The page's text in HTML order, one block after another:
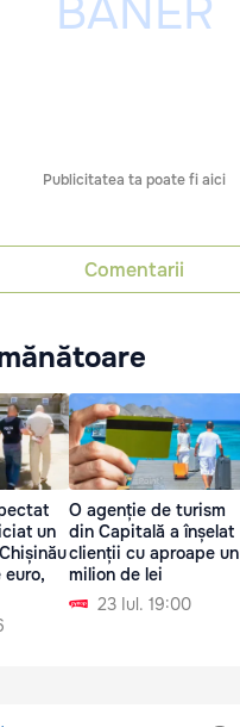
Publicitatea ta poate fi aici
Comentarii
un
O agenție de turism
din Capitală a înșelat
clienții cu aproape un
milion de lei
23 Iul. 19:00